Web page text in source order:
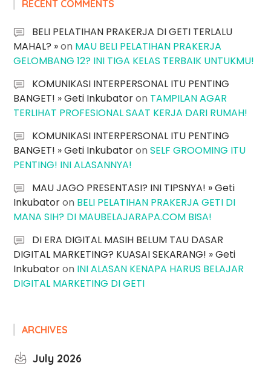
RECENT COMMENTS
BELI PELATIHAN PRAKERJA DI GETI TERLALU
MAHAL? »on MAU BELI PELATIHAN PRAKERJA
GELOMBANG 12? INI TIGA KELAS TERBAIK UNTUKMU!
KOMUNIKASI INTERPERSONAL ITU PENTING
BANGET! » Geti Inkubatoron TAMPILAN AGAR
TERLIHAT PROFESIONAL SAAT KERJA DARI RUMAH!
KOMUNIKASI INTERPERSONAL ITU PENTING
BANGET! » Geti InkubatoronSELF GROOMING ITU
PENTING! INI ALASANNYA!
MAU JAGO PRESENTASI? INI TIPSNYA! » Geti
Inkubatoron BELI PELATIHAN PRAKERJA GETI DI
MANA SIH? DI MAUBELAJARAPA.COM BISA!
DI ERA DIGITAL MASIH BELUM TAU DASAR
DIGITAL MARKETING? KUASAI SEKARANG! » Geti
Inkubatoron INI ALASAN KENAPA HARUS BELAJAR
DIGITAL MARKETING DI GETI
ARCHIVES
July 2026